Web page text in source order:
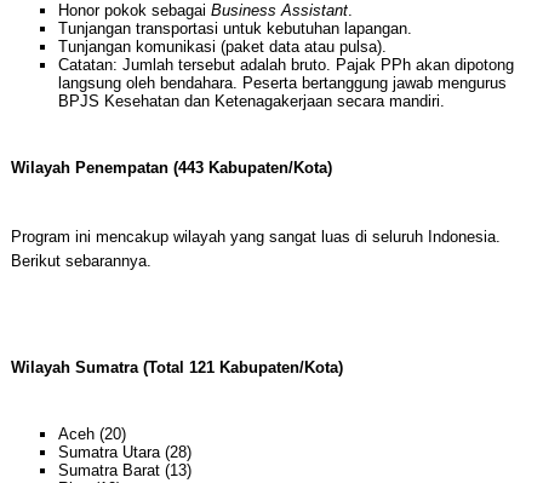
Honor pokok sebagai Business Assistant.
Tunjangan transportasi untuk kebutuhan lapangan.
Tunjangan komunikasi (paket data atau pulsa).
Catatan: Jumlah tersebut adalah bruto. Pajak PPh akan dipotong
langsung oleh bendahara. Peserta bertanggung jawab mengurus
BPJS Kesehatan dan Ketenagakerjaan secara mandiri.
Wilayah Penempatan (443 Kabupaten/Kota)
Program ini mencakup wilayah yang sangat luas di seluruh Indonesia.
Berikut sebarannya.
Wilayah Sumatra (Total 121 Kabupaten/Kota)
Aceh (20)
Sumatra Utara (28)
Sumatra Barat (13)